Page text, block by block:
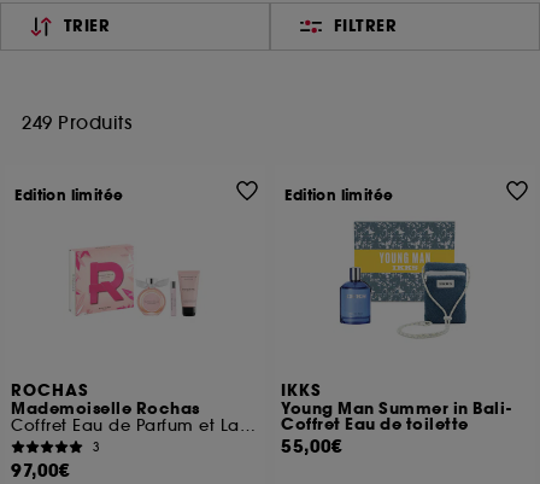
TRIER FILTRER
249 Produits
ROCHAS
Mademoiselle Rochas
Coffret Eau de Parfum et Lait Corps
3
97,00€
Edition limitée
IKKS
Young Man Summer in Bali-
Coffret Eau de toilette
55,00€
Edition limitée